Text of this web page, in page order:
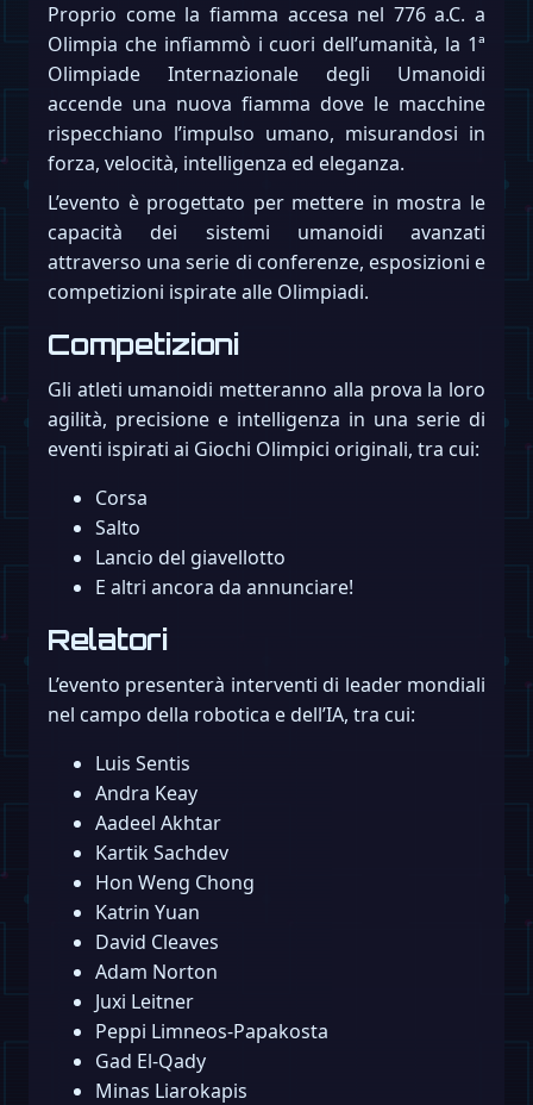
Proprio come la fiamma accesa nel 776 a.C. a
Olimpia che infiammò i cuori dell’umanità, la 1ª
Olimpiade Internazionale degli Umanoidi
accende una nuova fiamma dove le macchine
rispecchiano l’impulso umano, misurandosi in
forza, velocità, intelligenza ed eleganza.
L’evento è progettato per mettere in mostra le
capacità dei sistemi umanoidi avanzati
attraverso una serie di conferenze, esposizioni e
competizioni ispirate alle Olimpiadi.
Competizioni
Gli atleti umanoidi metteranno alla prova la loro
agilità, precisione e intelligenza in una serie di
eventi ispirati ai Giochi Olimpici originali, tra cui:
Corsa
Salto
Lancio del giavellotto
E altri ancora da annunciare!
Relatori
L’evento presenterà interventi di leader mondiali
nel campo della robotica e dell’IA, tra cui:
Luis Sentis
Andra Keay
Aadeel Akhtar
Kartik Sachdev
Hon Weng Chong
Katrin Yuan
David Cleaves
Adam Norton
Juxi Leitner
Peppi Limneos-Papakosta
Gad El-Qady
Minas Liarokapis